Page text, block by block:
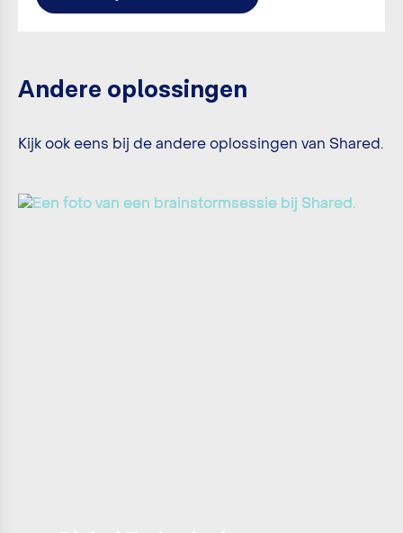
Andere oplossingen
Kijk ook eens bij de andere oplossingen van Shared.